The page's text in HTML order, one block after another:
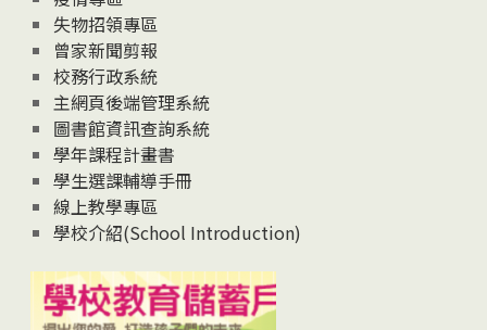
失物招領專區
曾家新聞剪報
校務行政系統
主網頁後端管理系統
圖書館資訊查詢系統
學年課程計畫書
學生選課輔導手冊
線上教學專區
學校介紹(School Introduction)